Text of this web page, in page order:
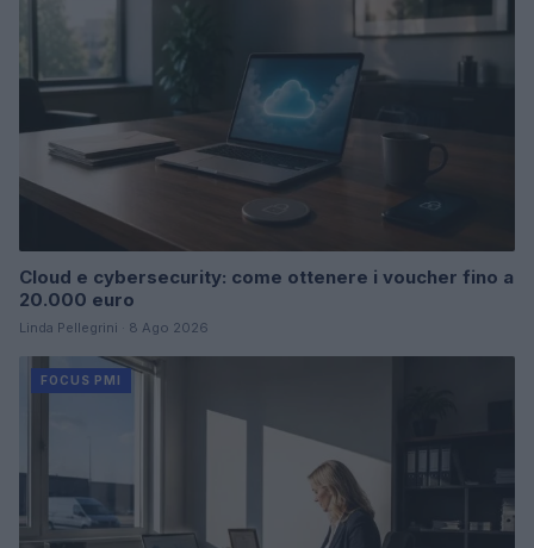
Cloud e cybersecurity: come ottenere i voucher fino a
20.000 euro
Linda Pellegrini · 8 Ago 2026
FOCUS PMI